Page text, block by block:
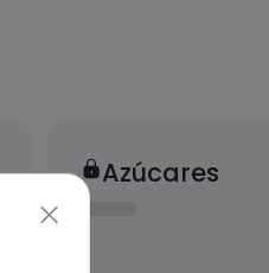
Azúcares